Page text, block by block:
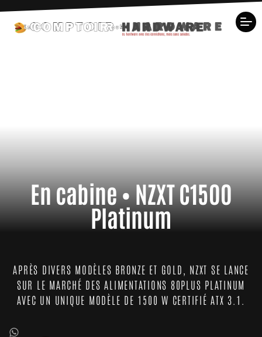
En cabine • NZXT C1500
Platinum
APRÈS DIVERS MODÈLES BRONZE ET GOLD, NZXT SE LANCE
SUR LE MARCHÉ DES ALIMENTATIONS 80PLUS PLATINUM
AVEC UN UNIQUE MODÈLE DE 1500 W CERTIFIÉ ATX 3.1.